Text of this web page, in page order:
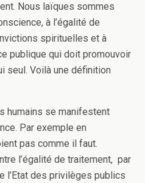
Nous laïques sommes
à l’égalité de
spirituelles et à
publique qui doit promouvoir
seul. Voilà une définition
humains se manifestent
Par exemple en
pas comme il faut.
l’égalité de traitement, par
l’Etat des privilèges publics